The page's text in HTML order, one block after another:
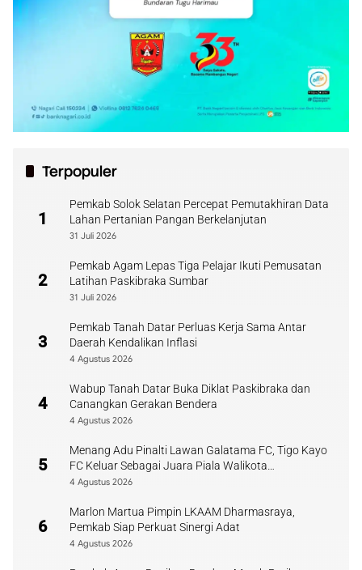
Terpopuler
1
Pemkab Solok Selatan Percepat Pemutakhiran Data
Lahan Pertanian Pangan Berkelanjutan
31 Juli 2026
2
Pemkab Agam Lepas Tiga Pelajar Ikuti Pemusatan
Latihan Paskibraka Sumbar
31 Juli 2026
3
Pemkab Tanah Datar Perluas Kerja Sama Antar
Daerah Kendalikan Inflasi
4 Agustus 2026
4
Wabup Tanah Datar Buka Diklat Paskibraka dan
Canangkan Gerakan Bendera
4 Agustus 2026
5
Menang Adu Pinalti Lawan Galatama FC, Tigo Kayo
FC Keluar Sebagai Juara Piala Walikota
Payakumbuh
4 Agustus 2026
6
Marlon Martua Pimpin LKAAM Dharmasraya,
Pemkab Siap Perkuat Sinergi Adat
4 Agustus 2026